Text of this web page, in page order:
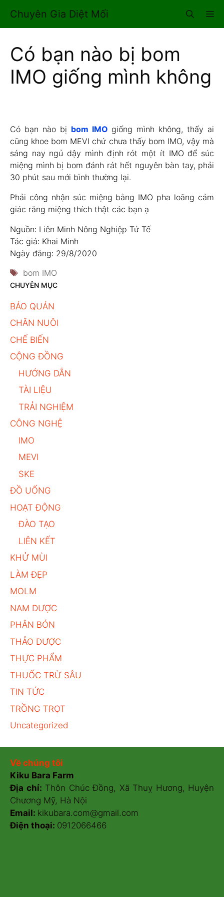
đến
nội
Chuyên Gia Diệt Mối
Có bạn nào bị bom
IMO giống mình không
Có bạn nào bị bom IMO giống mình không, thấy ai
cũng khoe bom MEVI chứ chưa thấy bom IMO, vậy mà
sáng nay ngủ dậy mình định rót một ít IMO để súc
miệng mình bị bom đánh rát hết nguyên bàn tay, phải
30 phút sau mới bình thường lại.
Phải công nhận súc miệng bằng IMO pha loãng cảm
giác răng miệng thích thật các bạn ạ
Nguồn: Liên Minh Nông Nghiệp Tử Tế
Tác giả: Khai Minh
Ngày đăng: 29/8/2020
Thẻ
bom IMO
CHUYÊN MỤC
BẢO QUẢN
CHĂN NUÔI
CHẾ BIẾN
CỘNG ĐỒNG
HƯỚNG DẪN
TÀI LIỆU
TRẢI NGHIỆM
CÔNG NGHỆ
IMO
MEVI
SKE
ĐỒ UỐNG
HOẠT ĐỘNG
ĐÀO TẠO
LIÊN KẾT
KHỬ MÙI
LÀM ĐẸP
MOLM
NAM DƯỢC
PHÂN BÓN
THẢO DƯỢC
THỰC PHẨM
THUỐC TRỪ SÂU
TIN TỨC
TRỒNG TRỌT
Uncategorized
Về chúng tôi
Kiku Bara Farm
Địa chỉ: Thôn Chúc Đồng, Xã Thuỵ Hương, Huyện
Chương Mỹ, Hà Nội
Email: kikubara.com@gmail.com
Điện thoại: 0912066466